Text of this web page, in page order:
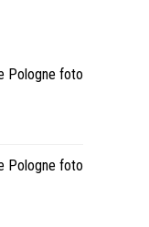
Pologne foto
Pologne foto